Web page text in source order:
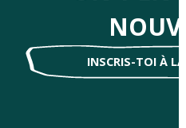
INSCRIS-TOI À